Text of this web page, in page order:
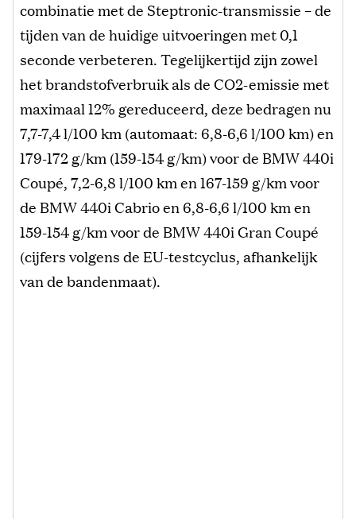
combinatie met de Steptronic-transmissie – de
tijden van de huidige uitvoeringen met 0,1
seconde verbeteren. Tegelijkertijd zijn zowel
het brandstofverbruik als de CO2-emissie met
maximaal 12% gereduceerd, deze bedragen nu
7,7-7,4 l/100 km (automaat: 6,8-6,6 l/100 km) en
179-172 g/km (159-154 g/km) voor de BMW 440i
Coupé, 7,2-6,8 l/100 km en 167-159 g/km voor
de BMW 440i Cabrio en 6,8-6,6 l/100 km en
159-154 g/km voor de BMW 440i Gran Coupé
(cijfers volgens de EU-testcyclus, afhankelijk
van de bandenmaat).